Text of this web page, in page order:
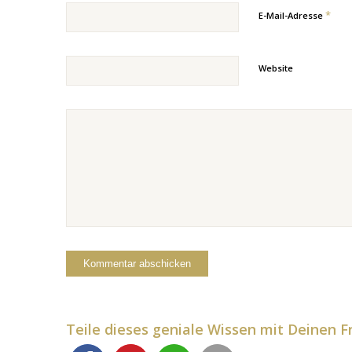
E-Mail-Adresse *
Website
Teile dieses geniale Wissen mit Deinen